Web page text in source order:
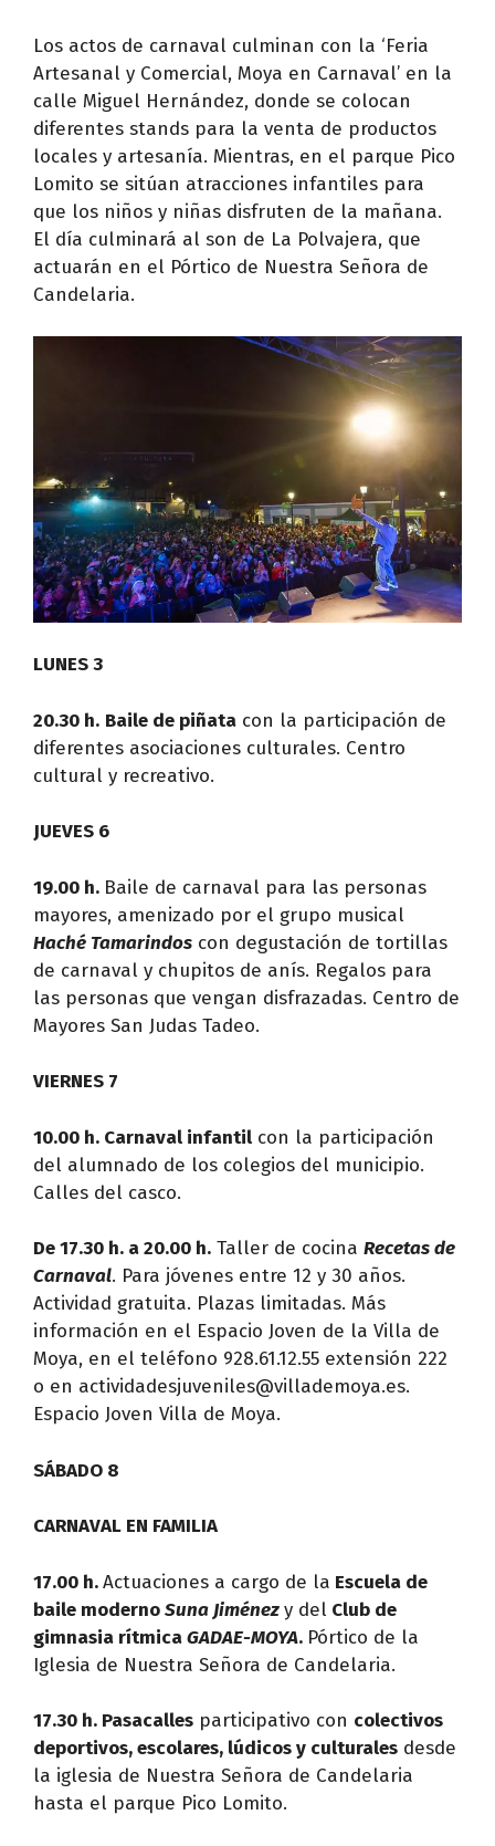
Los actos de carnaval culminan con la ‘Feria
Artesanal y Comercial, Moya en Carnaval’ en la
calle Miguel Hernández, donde se colocan
diferentes stands para la venta de productos
locales y artesanía. Mientras, en el parque Pico
Lomito se sitúan atracciones infantiles para
que los niños y niñas disfruten de la mañana.
El día culminará al son de La Polvajera, que
actuarán en el Pórtico de Nuestra Señora de
Candelaria.
LUNES 3
20.30 h. Baile de piñata con la participación de
diferentes asociaciones culturales. Centro
cultural y recreativo.
JUEVES 6
19.00 h. Baile de carnaval para las personas
mayores, amenizado por el grupo musical
Haché Tamarindos con degustación de tortillas
de carnaval y chupitos de anís. Regalos para
las personas que vengan disfrazadas. Centro de
Mayores San Judas Tadeo.
VIERNES 7
10.00 h. Carnaval infantil con la participación
del alumnado de los colegios del municipio.
Calles del casco.
De 17.30 h. a 20.00 h. Taller de cocina Recetas de
Carnaval. Para jóvenes entre 12 y 30 años.
Actividad gratuita. Plazas limitadas. Más
información en el Espacio Joven de la Villa de
Moya, en el teléfono 928.61.12.55 extensión 222
o en actividadesjuveniles@villademoya.es.
Espacio Joven Villa de Moya.
SÁBADO 8
CARNAVAL EN FAMILIA
17.00 h.Actuaciones a cargo de la Escuela de
baile modernoSuna Jiménezy del Club de
gimnasia rítmicaGADAE-MOYA. Pórtico de la
Iglesia de Nuestra Señora de Candelaria.
17.30 h. Pasacalles participativo con colectivos
deportivos, escolares, lúdicos y culturales desde
la iglesia de Nuestra Señora de Candelaria
hasta el parque Pico Lomito.